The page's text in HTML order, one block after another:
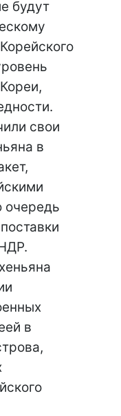
будут
свои
в
очередь
в